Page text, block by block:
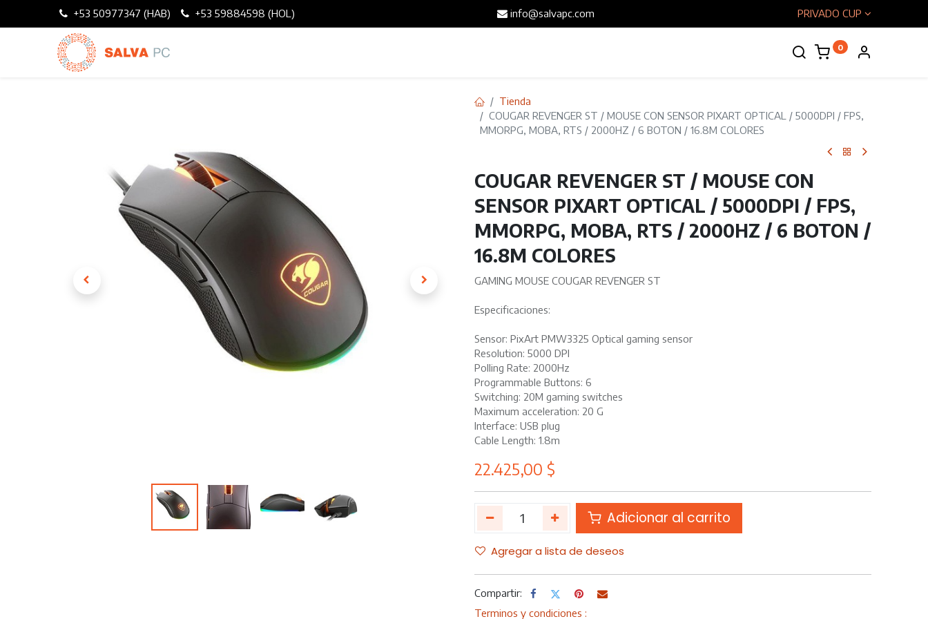
+53 50977347 (HAB) +53 59884598 (HOL) info@salvapc.com PRIVADO CUP
0
Tienda
COUGAR REVENGER ST / MOUSE CON SENSOR PIXART OPTICAL / 5000DPI / FPS,
MMORPG, MOBA, RTS / 2000HZ / 6 BOTON / 16.8M COLORES
COUGAR REVENGER ST / MOUSE CON
SENSOR PIXART OPTICAL / 5000DPI / FPS,
MMORPG, MOBA, RTS / 2000HZ / 6 BOTON /
16.8M COLORES
GAMING MOUSE COUGAR REVENGER ST
Especificaciones:
Sensor: PixArt PMW3325 Optical gaming sensor
Resolution: 5000 DPI
Polling Rate: 2000Hz
Programmable Buttons: 6
Switching: 20M gaming switches
Maximum acceleration: 20 G
Interface: USB plug
Cable Length: 1.8m
22.425,00 $
Adicionar al carrito
Agregar a lista de deseos
Compartir:
Terminos y condiciones :